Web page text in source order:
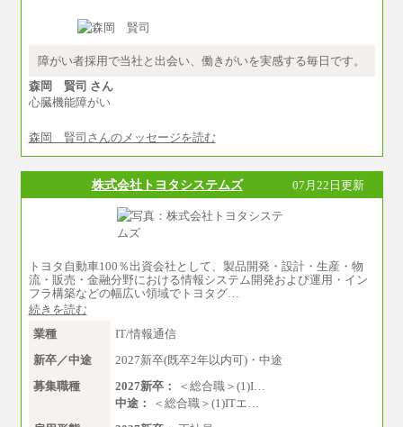
※業務内容・勤務形態に応じて、上記給与の範
※試用期間中も給与に変更はございません
障がい者採用で当社と出会い、働きがいを実感する毎日です。
森岡 賢司 さん
心臓機能障がい
森岡 賢司さんのメッセージを読む
株式会社トヨタシステムズ 07月22日更新
トヨタ自動車100％出資会社として、製品開発・設計・生産・物
流・販売・金融分野における情報システム開発および運用・イン
フラ構築などの幅広い領域でトヨタグ…
続きを読む
業種
IT/情報通信
新卒／中途
2027新卒(既卒2年以内可)・中途
募集職種
2027新卒：
＜総合職＞(1)I…
中途：
＜総合職＞(1)ITエ…